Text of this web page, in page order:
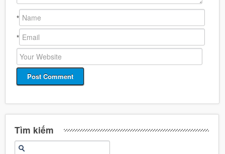
*
*
Tìm kiếm